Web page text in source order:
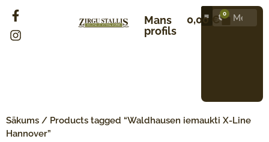
Mans
profils
0,00 € 0
Sākums / Products tagged “Waldhausen iemaukti X-Line
Hannover”